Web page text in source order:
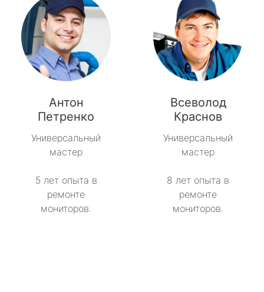
Антон
Петренко
Универсальный
мастер
5 лет опыта в
ремонте
мониторов.
Всеволод
Краснов
Универсальный
мастер
8 лет опыта в
ремонте
мониторов.